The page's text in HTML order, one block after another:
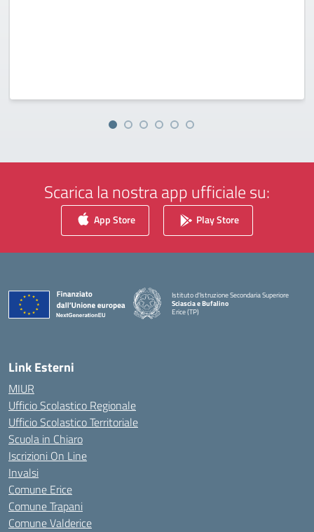
Scarica la nostra app ufficiale su:
App Store Play Store
Istituto d'Istruzione Secondaria Superiore
Sciascia e Bufalino
Erice (TP)
Link Esterni
MIUR
Ufficio Scolastico Regionale
Ufficio Scolastico Territoriale
Scuola in Chiaro
Iscrizioni On Line
Invalsi
Comune Erice
Comune Trapani
Comune Valderice